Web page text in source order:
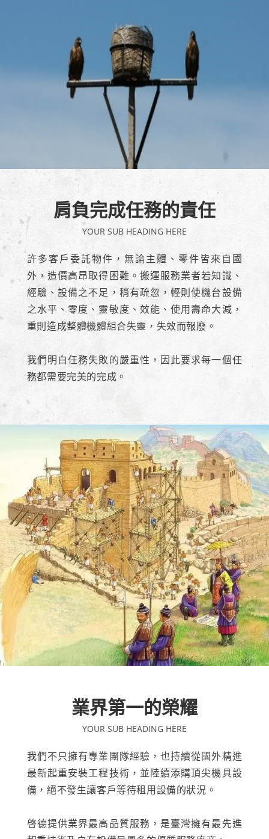
肩負完成任務的責任
YOUR SUB HEADING HERE
許多客戶委託物件，無論主體、零件皆來自國
外，造價高昂取得困難。搬運服務業者若知識、
經驗、設備之不足，稍有疏忽，輕則使機台設備
之水平、零度、靈敏度、效能、使用壽命大減，
重則造成整體機體組合失靈，失效而報廢。
我們明白任務失敗的嚴重性，因此要求每一個任
務都需要完美的完成。
業界第一的榮耀
YOUR SUB HEADING HERE
我們不只擁有專業團隊經驗，也持續從國外精進
最新起重安裝工程技術，並陸續添購頂尖機具設
備，絕不發生讓客戶等待租用設備的狀況。
啓德提供業界最高品質服務，是臺灣擁有最先進